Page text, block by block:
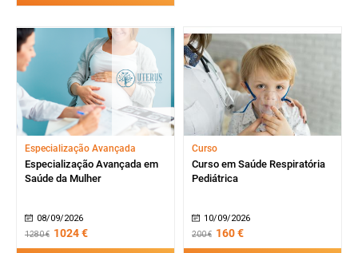
Especialização Avançada
Especialização Avançada em
Saúde da Mulher
08/09/2026
1280 € 1024 €
Curso
Curso em Saúde Respiratória
Pediátrica
10/09/2026
200 € 160 €